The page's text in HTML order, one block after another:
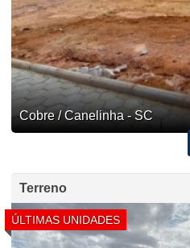
Cobre / Canelinha - SC
Terreno
ÚLTIMAS UNIDADES